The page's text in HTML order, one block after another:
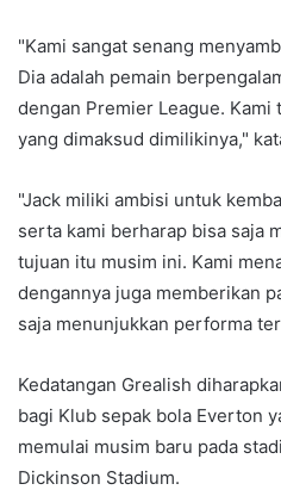
"Kami sangat senang
Dia adalah pemain
dengan Premier League. Kami
yang dimaksud dimilikinya,"
"Jack miliki ambisi untuk
serta kami berharap bisa saja
tujuan itu musim ini. Kami
dengannya juga memberikan
saja menunjukkan performa
Kedatangan Grealish
bagi Klub sepak bola Everton
memulai musim baru pada
Dickinson Stadium.